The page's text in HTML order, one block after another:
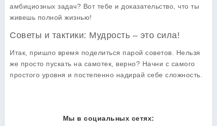
амбициозных задач? Вот тебе и доказательство, что ты
живешь полной жизнью!
Советы и тактики: Мудрость – это сила!
Итак, пришло время поделиться парой советов. Нельзя
же просто пускать на самотек, верно? Начни с самого
простого уровня и постепенно надирай себе сложность.
Мы в социальных сетях: